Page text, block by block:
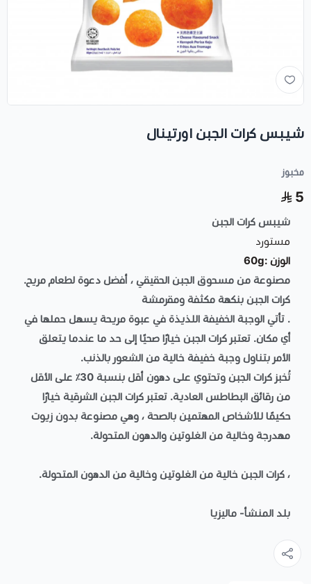
شيبس كرات الجبن اورتينال
مخبوز
5
شيبس كرات الجبن
مستورد
الوزن :60g
مصنوعة من مسحوق الجبن الحقيقي ، أفضل دعوة لطعام مريح.
كرات الجبن بنكهة مكثفة ومقرمشة
. تأتي الوجبة الخفيفة اللذيذة في عبوة مريحة يسهل حملها في
أي مكان. تعتبر كرات الجبن خيارًا صحيًا إلى حد ما عندما يتعلق
الأمر بتناول وجبة خفيفة خالية من الشعور بالذنب.
تُخبز كرات الجبن وتحتوي على دهون أقل بنسبة 30٪ على الأقل
من رقائق البطاطس العادية. تعتبر كرات الجبن الشرقية خيارًا
حكيمًا للأشخاص المهتمين بالصحة ، وهي مصنوعة بدون زيوت
مهدرجة وخالية من الغلوتين والدهون المتحولة.
، كرات الجبن خالية من الغلوتين وخالية من الدهون المتحولة.
بلد المنشأ- ماليزيا